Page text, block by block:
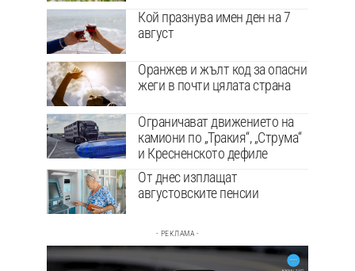
Кой празнува имен ден на 7
август
Оранжев и жълт код за опасни
жеги в почти цялата страна
Ограничават движението на
камиони по „Тракия“, „Струма“
и Кресненското дефиле
От днес изплащат
августовските пенсии
- РЕКЛАМА -